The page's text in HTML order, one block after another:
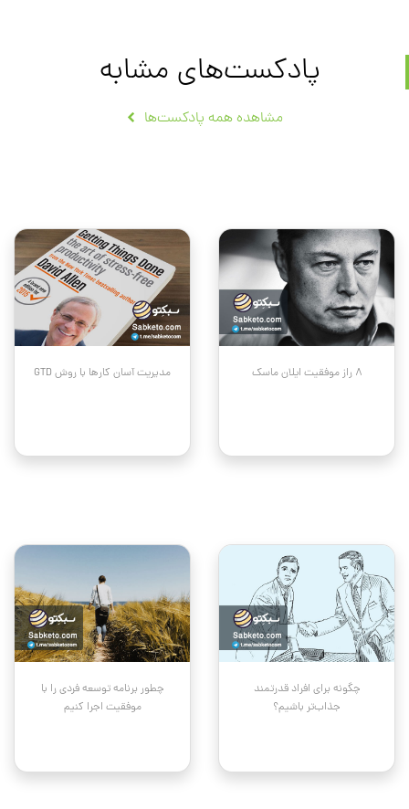
پادکست‌های مشابه
مشاهده همه پادکست‌ها
۸ راز موفقیت ایلان ماسک مدیریت آسان کار‌ها با روش GTD
چگونه برای افراد قدرتمند
جذاب‌تر باشیم؟
چطور برنامه توسعه فردی را با
موفقیت اجرا کنیم